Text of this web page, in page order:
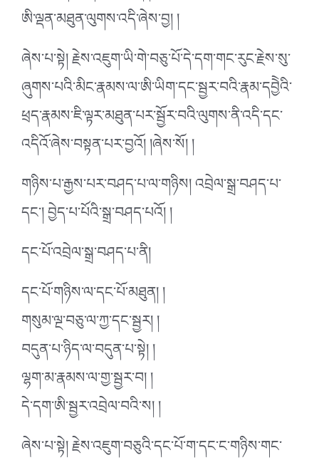
ཨི་ལྡན་མཐུན་ལུགས་འདི་ཞེས་བྱ། །
ཞེས་པ་སྟེ། རྗེས་འཇུག་ཡི་གེ་བཅུ་པོ་དེ་དག་གང་རུང་རྗེས་སུ་
ཞུགས་པའི་མིང་རྣམས་ལ་ཨི་ཡིག་དང་སྦྱར་བའི་རྣམ་དབྱེེའི་
ཕྲད་རྣམས་ཇི་ལྟར་མཐུན་པར་སྦྱོར་བའི་ལུགས་ནི་འདི་དང་
འདིའོ་ཞེས་བསྟན་པར་བྱའོ། །ཞེས་སོ། །
གཉིས་པ་རྒྱས་པར་བཤད་པ་ལ་གཉིས། འབྲེལ་སྒྲ་བཤད་པ་
དང་། བྱེད་པ་པོའི་སྒྲ་བཤད་པའོ། །
དང་པོ་འབྲེལ་སྒྲ་བཤད་པ་ནི།
དང་པོ་གཉིས་ལ་དང་པོ་མཐུན། །
གསུམ་ལྔ་བཅུ་ལ་ཀྱ་དང་སྦྱར། །
བདུན་པ་ཉིད་ལ་བདུན་པ་སྟེ། །
ལྷག་མ་རྣམས་ལ་གྱ་སྦྱར་བ། །
དེ་དག་ཨི་སྦྱར་འབྲེལ་བའི་ས། །
ཞེས་པ་སྟེ། རྗེས་འཇུག་བཅུའི་དང་པོ་ག་དང་ང་གཉིས་གང་